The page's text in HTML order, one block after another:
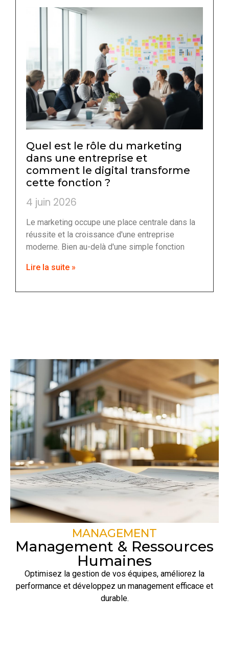
Quel est le rôle du marketing
dans une entreprise et
comment le digital transforme
cette fonction ?
4 juin 2026
Le marketing occupe une place centrale dans la
réussite et la croissance d'une entreprise
moderne. Bien au-delà d'une simple fonction
Lire la suite »
MANAGEMENT
Management & Ressources
Humaines
Optimisez la gestion de vos équipes, améliorez la
performance et développez un management efficace et
durable.